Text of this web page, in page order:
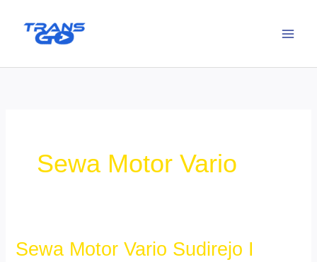
Sewa Motor Vario
Sewa Motor Vario Sudirejo I